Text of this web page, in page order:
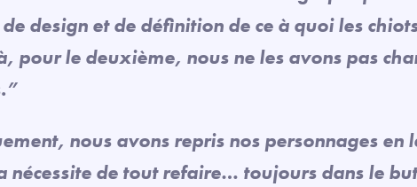
design et de définition de ce à quoi les
pour le deuxième, nous ne les avons pas
nous avons repris nos personnages
nécessite de tout refaire… toujours dans le